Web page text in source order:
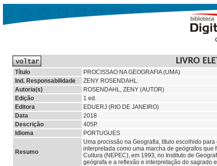
LIVRO
Título
PROCISSAO NA GEOGRAFIA (UMA)
Ind. Responsabilidade
ZENY ROSENDAHL.
Autoria(s)
ROSENDAHL, ZENY (AUTOR)
Edição
1 ed.
Editora
EDUERJ (RIO DE JANEIRO)
Data
2018
Descrição
405P.
Idioma
PORTUGUES
Resumo
Uma procissão na Geografia, título escolhido
interpretada como uma marcha de geógrafos
Cultura (NEPEC), em 1993, no Instituto de
geógrafa e a reflexão e interpretação do sagrado